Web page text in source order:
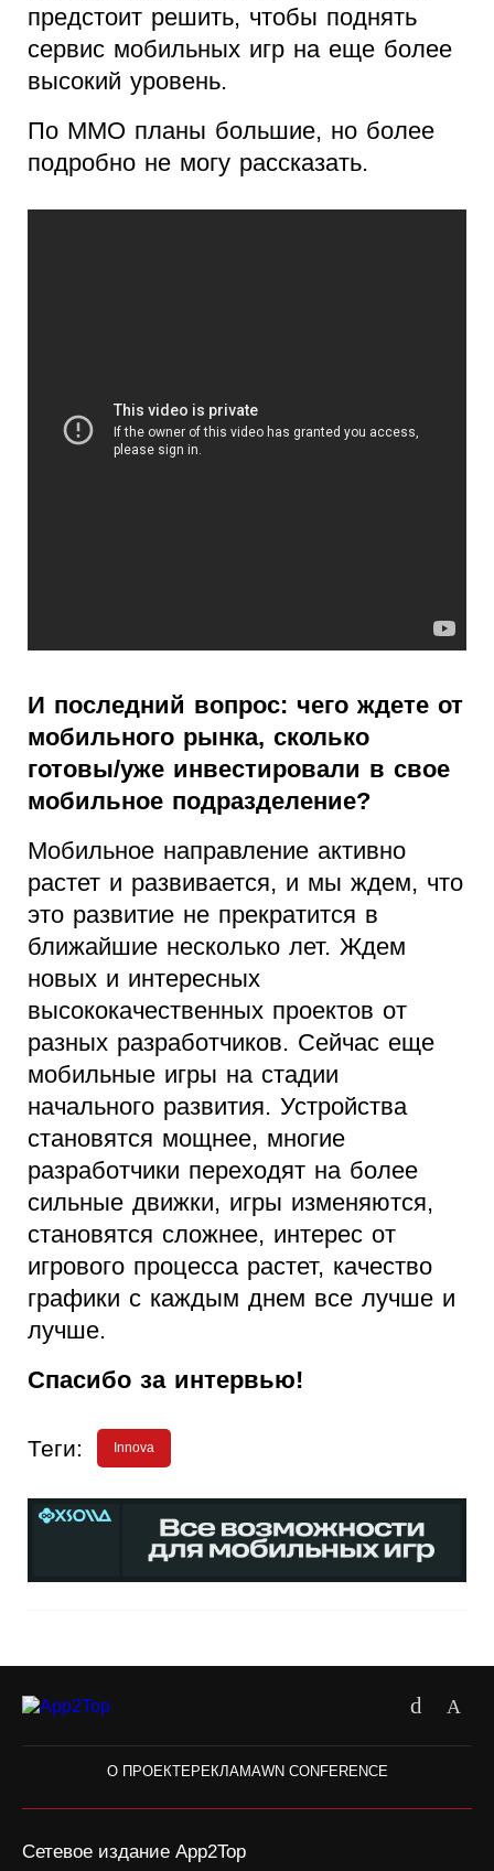
предстоит решить, чтобы поднять
сервис мобильных игр на еще более
высокий уровень.
По MMO планы большие, но более
подробно не могу рассказать.
И последний вопрос: чего ждете от
мобильного рынка, сколько
готовы/уже инвестировали в свое
мобильное подразделение?
Мобильное направление активно
растет и развивается, и мы ждем, что
это развитие не прекратится в
ближайшие несколько лет. Ждем
новых и интересных
высококачественных проектов от
разных разработчиков. Сейчас еще
мобильные игры на стадии
начального развития. Устройства
становятся мощнее, многие
разработчики переходят на более
сильные движки, игры изменяются,
становятся сложнее, интерес от
игрового процесса растет, качество
графики с каждым днем все лучше и
лучше.
Спасибо за интервью!
Теги: Innova
О ПРОЕКТЕРЕКЛАМАWN CONFERENCE
Сетевое издание App2Top